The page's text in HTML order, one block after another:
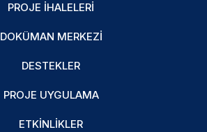
PROJE İHALELERI
DOKÜMAN MERKEZI
DESTEKLER
PROJE UYGULAMA
ETKINLIKLER